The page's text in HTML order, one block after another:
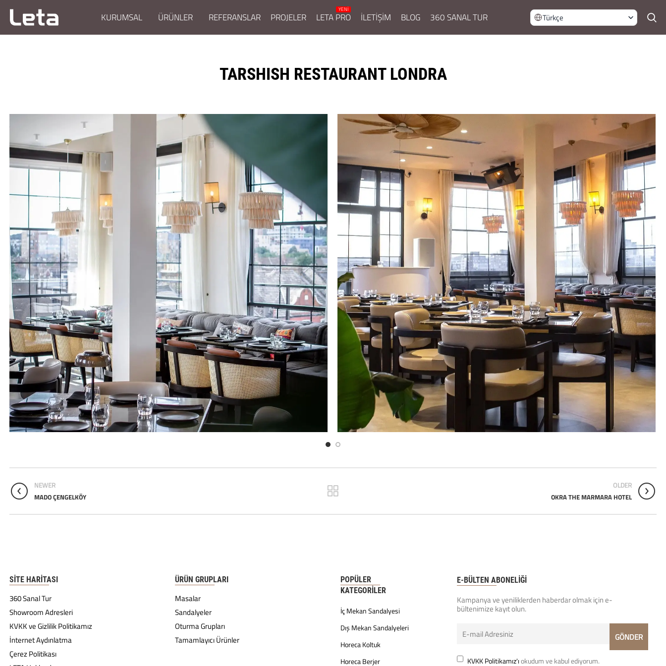
KURUMSAL ÜRÜNLER REFERANSLAR PROJELER LETA PRO İLETİŞİM BLOG 360 SANAL TUR Türkçe
TARSHISH RESTAURANT LONDRA
NEWER
MADO ÇENGELKÖY
OLDER
OKRA THE MARMARA HOTEL
SITE HARITASI
360 Sanal Tur
Showroom Adresleri
KVKK ve Gizlilik Politikamız
İnternet Aydınlatma
Çerez Politikası
ÜRÜN GRUPLARI
Masalar
Sandalyeler
Oturma Grupları
Tamamlayıcı Ürünler
POPÜLER
KATEGORILER
İç Mekan Sandalyesi
Dış Mekan Sandalyeleri
Horeca Koltuk
Horeca Berjer
E-BÜLTEN ABONELİĞİ
Kampanya ve yeniliklerden haberdar olmak için e-
bültenimize kayıt olun.
KVKK Politikamız'ıokudum ve kabul ediyorum.